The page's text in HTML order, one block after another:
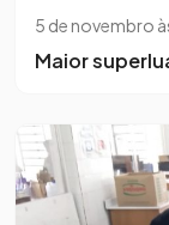
5 de novembro
Maior